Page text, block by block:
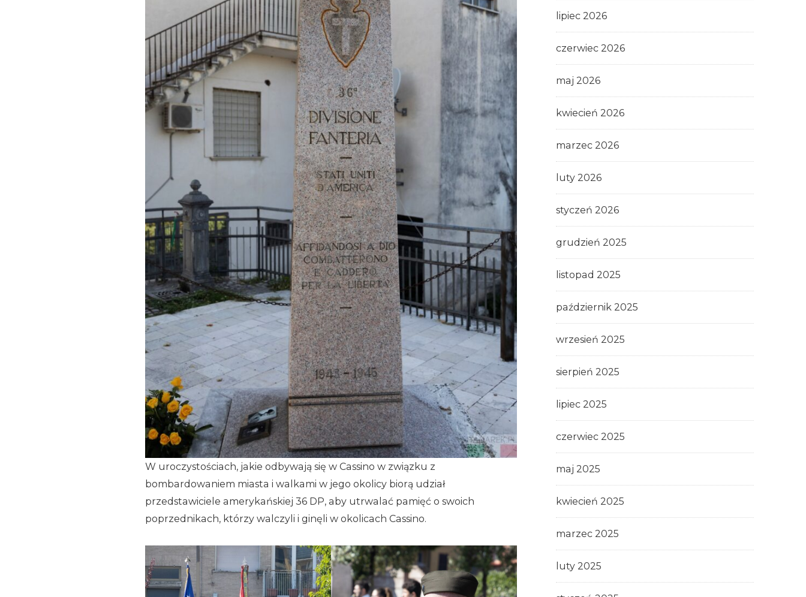
W uroczystościach, jakie odbywają się w Cassino w związku z
bombardowaniem miasta i walkami w jego okolicy biorą udział
przedstawiciele amerykańskiej 36 DP, aby utrwalać pamięć o swoich
poprzednikach, którzy walczyli i ginęli w okolicach Cassino.
lipiec 2026
czerwiec 2026
maj 2026
kwiecień 2026
marzec 2026
luty 2026
styczeń 2026
grudzień 2025
listopad 2025
październik 2025
wrzesień 2025
sierpień 2025
lipiec 2025
czerwiec 2025
maj 2025
kwiecień 2025
marzec 2025
luty 2025